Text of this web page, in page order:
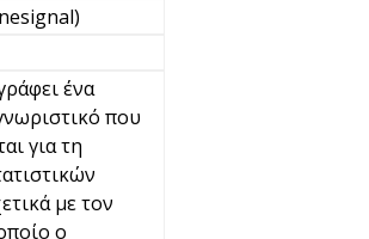
ένα
που
για τη
με τον
ο